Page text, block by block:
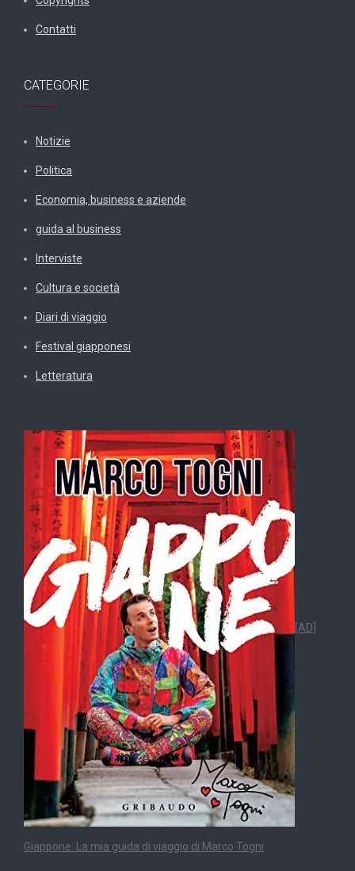
Contatti
CATEGORIE
Notizie
Politica
Economia, business e aziende
guida al business
Interviste
Cultura e società
Diari di viaggio
Festival giapponesi
Letteratura
[AD]
Giappone. La mia guida di viaggio di Marco Togni